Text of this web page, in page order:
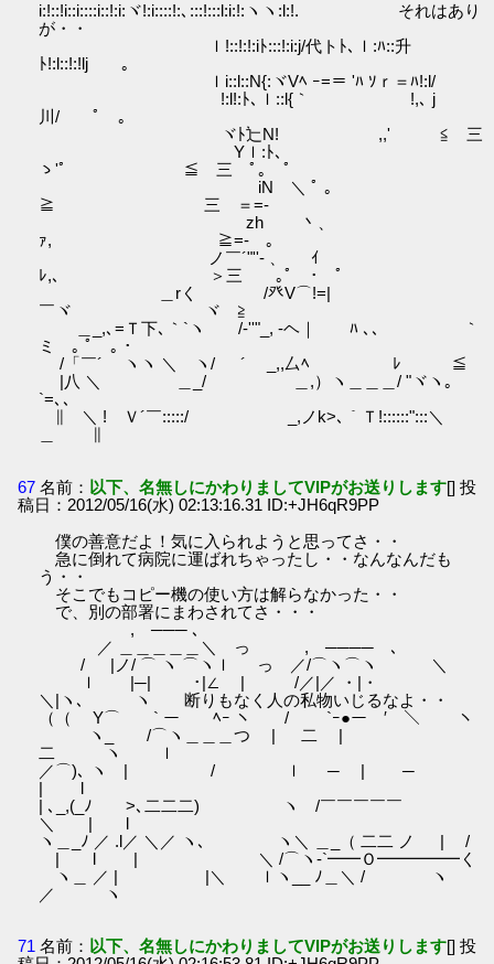
i:!::!i::i::::i::!:i:ヾ!:i::::!:､:::!:::l:i:!:ヽヽ:l:!. それはあり
が・・
ｌ!::!:!:iﾄ:::!:i:j/代トﾄ､ｌ:ﾊ::升
ﾄ!:l::!:!lj ｡
ｌi::l::N{:ヾVﾍ ｰ=＝ 'ﾊ ｿｒ＝ﾊ!:l/
!:l!:ﾄ､ｌ::l{｀ !,､ j
川/ ﾟ ｡
ヾﾄ辷N! ,,' ≦ 三
Yｌ:ﾄ､
ゝ'ﾟ ≦ 三 ﾟ｡ ﾟ
iN ＼ ﾟ ｡
≧ 三 ＝=-
zh 丶、
ｧ, ≧=- 。
ノ￣´"''‐ 、 ｲ
ﾚ,､ ＞三 ｡ﾟ ･ ﾟ
＿rく /癶V⌒!=|
￣ヾ ヾ ≧
＿_,､=Ｔ下､｀`ヽ /‐''"_, -ヘ｜ ﾊ ､､ ｀
ミ ｡ ﾟ ｡ ･
/「￣´ ヽヽ ＼ ヽ/ ´ _,,厶ﾍ ﾚ ≦
|八 ＼ ＿_/ ＿,）ヽ＿＿＿/ "ヾヽ｡
`=､､
∥ ＼ ! Ｖ´￣:::::/ _,ノk>､｀Ｔ!::::::":::＼
＿ ∥
67 名前： 以下、名無しにかわりましてVIPがお送りします[] 投
稿日：2012/05/16(水) 02:13:16.31 ID:+JH6qR9PP
僕の善意だよ！気に入られようと思ってさ・・
急に倒れて病院に運ばれちゃったし・・なんなんだも
う・・
そこでもコピー機の使い方は解らなかった・・
で、別の部署にまわされてさ・・・
, ─── ､
ゝ／ ＿＿＿＿＿＼ っ , ──── ､
/ |ノ/ ⌒ ヽ ⌒ヽｌ っ ／/⌒ヽ⌒ヽ ＼
ｌ |─| ･|∠ | /／|／ ・|・
＼|ヽ､ ヽ 断りもなく人の私物いじるなよ・・
（（ Y⌒ ` ー ﾍｰ ヽ / `ｰ●ー ′ ＼ ヽ
ヽ_ /⌒ヽ＿＿＿つ | 二 |
二 ヽ ｌ
／⌒)､ ヽ | / ｌ ─ | ─
| l
| ､_,(_ﾉ >､二二二) ヽ /￣￣￣￣￣
＼ | l
ヽ＿_ﾉ ／ .l／ ＼／ ヽ､ ヽ＼ ＿_（ 二二 ノ | /
| l | ＼ /⌒ヽ-`━━Ｏ━━━━━く
ヽ＿ ／ | |＼ ｌヽ__ ﾉ＿＼ / ヽ
／ ヽ
71 名前： 以下、名無しにかわりましてVIPがお送りします[] 投